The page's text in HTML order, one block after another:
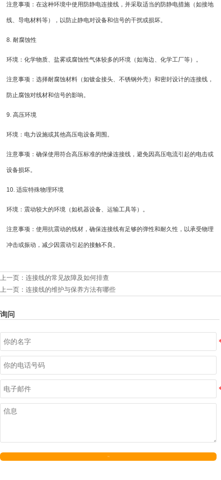
注意事项：在这种环境中使用防静电连接线，并采取适当的防静电措施（如接地
线、导电材料等），以防止静电对设备和信号的干扰或损坏。
8. 耐腐蚀性
环境：化学物质、盐雾或腐蚀性气体较多的环境（如海边、化学工厂等）。
注意事项：选择耐腐蚀材料（如镀金接头、不锈钢外壳）和密封设计的连接线，
防止腐蚀对线材和信号的影响。
9. 高压环境
环境：电力设施或其他高压电设备周围。
注意事项：确保使用符合高压标准的绝缘连接线，避免因高压电流引起的电击或
设备损坏。
10. 适应特殊物理环境
环境：震动较大的环境（如机器设备、运输工具等）。
注意事项：使用抗震动的线材，确保连接线有足够的弹性和耐久性，以承受物理
冲击或振动，减少因震动引起的接触不良。
上一页： 连接线的常见故障及如何排查
上一页： 连接线的维护与保养方法有哪些
询问